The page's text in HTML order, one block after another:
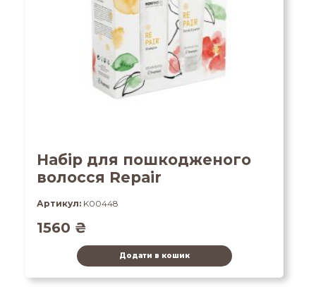
Набір для пошкодженого
волосся Repair
Артикул: K00448
1560 ₴
Додати в кошик